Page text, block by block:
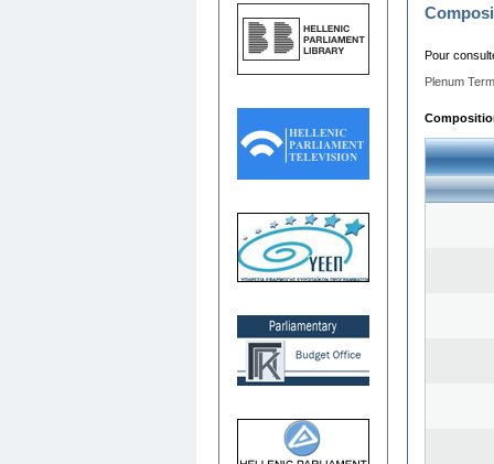
Pour
Plenum